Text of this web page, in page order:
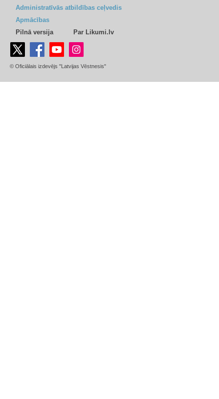
Administratīvās atbildības ceļvedis
Apmācības
Pilnā versija
Par Likumi.lv
© Oficiālais izdevējs "Latvijas Vēstnesis"